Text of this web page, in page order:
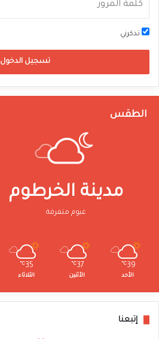
تذكرني
تسجيل الدخول
الطقس
مدينة الخرطوم
غيوم متفرقة
39
℃
الأحد
37
℃
الأثنين
35
℃
الثلاثاء
إتبعنا